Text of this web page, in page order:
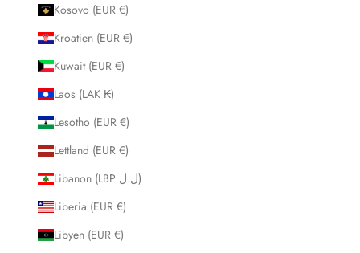
Kosovo (EUR €)
Kroatien (EUR €)
Kuwait (EUR €)
Laos (LAK ₭)
Lesotho (EUR €)
Lettland (EUR €)
Libanon (LBP ل.ل)
Liberia (EUR €)
Libyen (EUR €)